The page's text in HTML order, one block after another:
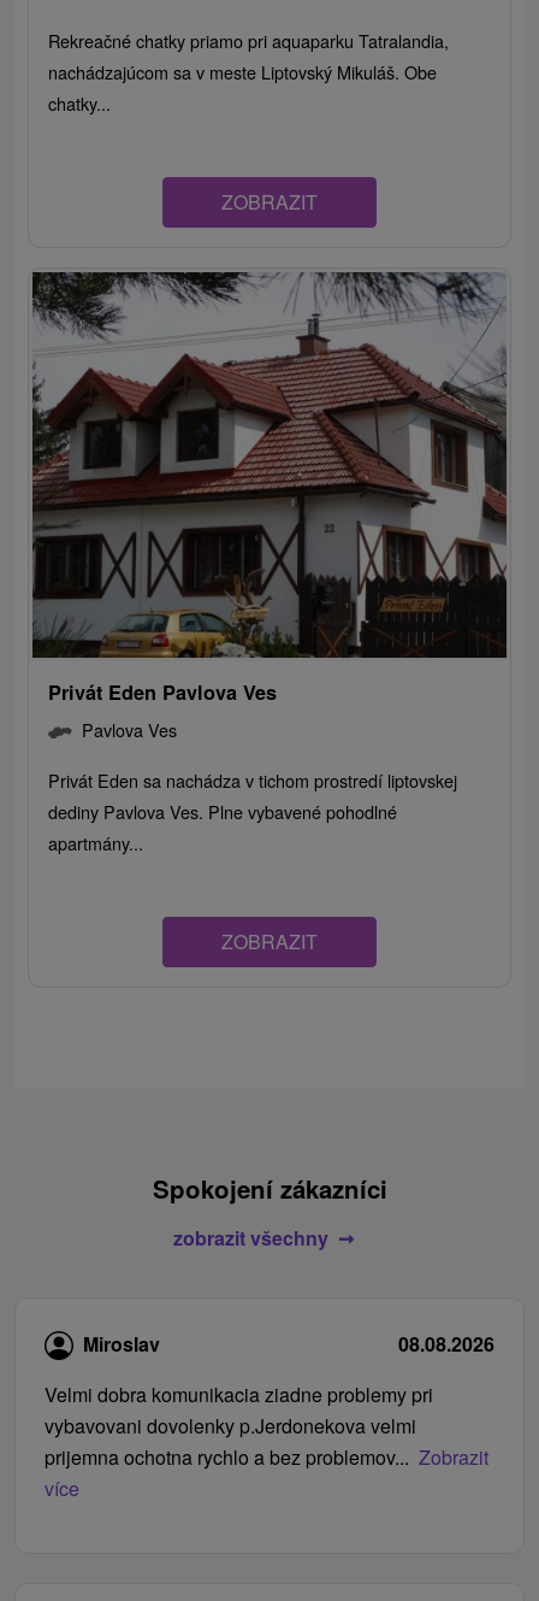
Rekreačné chatky priamo pri aquaparku Tatralandia,
nachádzajúcom sa v meste Liptovský Mikuláš. Obe
chatky...
ZOBRAZIT
Privát Eden Pavlova Ves
Pavlova Ves
Privát Eden sa nachádza v tichom prostredí liptovskej
dediny Pavlova Ves. Plne vybavené pohodlné
apartmány...
ZOBRAZIT
Spokojení zákazníci
zobrazit všechny
Miroslav
08.08.2026
Velmi dobra komunikacia ziadne problemy pri
vybavovani dovolenky p.Jerdonekova velmi
prijemna ochotna rychlo a bez problemov... Zobrazit
více